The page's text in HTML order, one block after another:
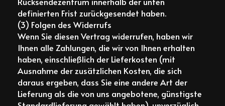
definierten Frist zurückgesendet haben.
(3) Folgen des Widerrufs
Wenn Sie diesen Vertrag widerrufen, haben wir
Ihnen alle Zahlungen, die wir von Ihnen erhalten
haben, einschließlich der Lieferkosten (mit
Ausnahme der zusätzlichen Kosten, die sich
daraus ergeben, dass Sie eine andere Art der
Lieferung als die von uns angebotene, günstigste